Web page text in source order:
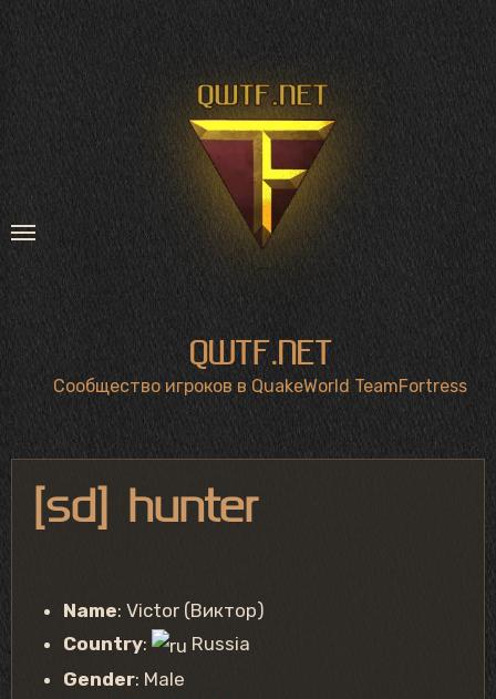
Перейти
содержимому
QWTF.NET
Сообщество игроков в QuakeWorld TeamFortress
[sd] hunter
Name: Victor (Виктор)
Country:
Russia
Gender: Male